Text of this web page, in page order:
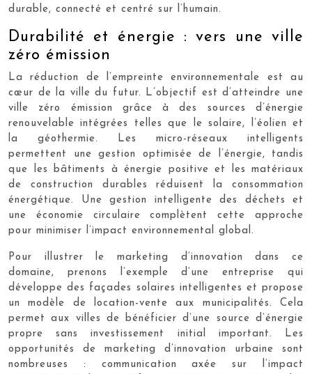
durable, connecté et centré sur l’humain.
Durabilité et énergie : vers une ville
zéro émission
La réduction de l’empreinte environnementale est au
cœur de la ville du futur. L’objectif est d’atteindre une
ville zéro émission grâce à des sources d’énergie
renouvelable intégrées telles que le solaire, l’éolien et
la géothermie. Les micro-réseaux intelligents
permettent une gestion optimisée de l’énergie, tandis
que les bâtiments à énergie positive et les matériaux
de construction durables réduisent la consommation
énergétique. Une gestion intelligente des déchets et
une économie circulaire complètent cette approche
pour minimiser l’impact environnemental global.
Pour illustrer le marketing d’innovation dans ce
domaine, prenons l’exemple d’une entreprise qui
développe des façades solaires intelligentes et propose
un modèle de location-vente aux municipalités. Cela
permet aux villes de bénéficier d’une source d’énergie
propre sans investissement initial important. Les
opportunités de marketing d’innovation urbaine sont
nombreuses : communication axée sur l’impact